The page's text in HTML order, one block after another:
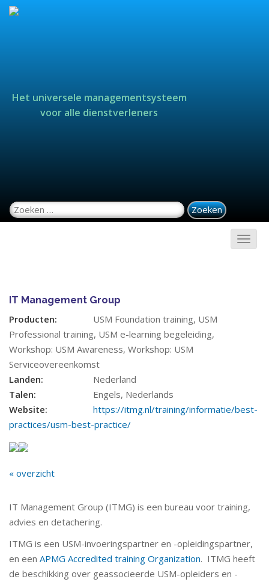
Het universele managementsysteem
voor alle dienstverleners
Zoeken naar:
IT Management Group
Producten:
USM Foundation training, USM
Professional training, USM e-learning begeleiding,
Workshop: USM Awareness, Workshop: USM
Serviceovereenkomst
Landen:
Nederland
Talen:
Engels, Nederlands
Website:
https://itmg.nl/training/informatie/best-
practices/usm-best-practice/
« overzicht
IT Management Group (ITMG) is een bureau voor training,
advies en detachering.
ITMG is een USM-invoeringspartner en -opleidingspartner,
en een APMG Accredited training Organization. ITMG heeft
de beschikking over geassocieerde USM-opleiders en -